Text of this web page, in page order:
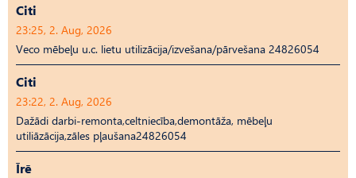
Citi
23:25, 2. Aug, 2026
Veco mēbeļu u.c. lietu utilizācija/izvešana/pārvešana 24826054
Citi
23:22, 2. Aug, 2026
Dažādi darbi-remonta,celtniecība,demontāža, mēbeļu
utiliāzācija,zāles pļaušana24826054
Īrē